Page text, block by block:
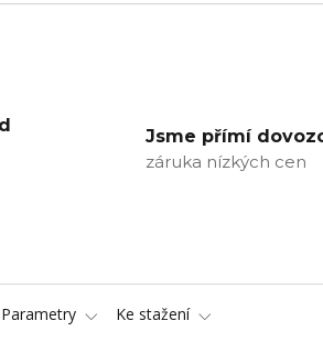
Jsme přímí
záruka nízkých cen
Parametry Ke stažení